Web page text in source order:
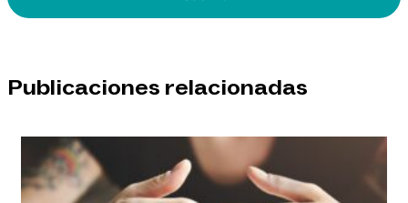
Publicaciones relacionadas